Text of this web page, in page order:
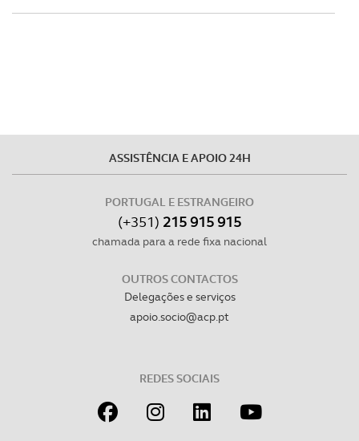
ASSISTÊNCIA E APOIO 24H
PORTUGAL E ESTRANGEIRO
(+351) 215 915 915
chamada para a rede fixa nacional
OUTROS CONTACTOS
Delegações e serviços
apoio.socio@acp.pt
REDES SOCIAIS